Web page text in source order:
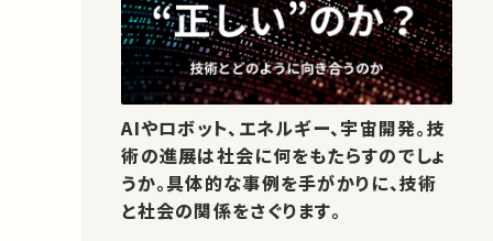
AIやロボット、エネルギー、宇宙開発。技
術の進展は社会に何をもたらすのでしょ
うか。具体的な事例を手がかりに、技術
と社会の関係をさぐります。